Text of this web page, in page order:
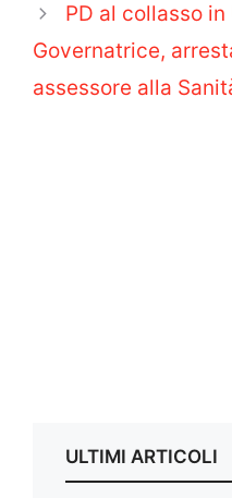
PD al collasso
Governatrice,
assessore alla
ULTIMI ARTICOLI